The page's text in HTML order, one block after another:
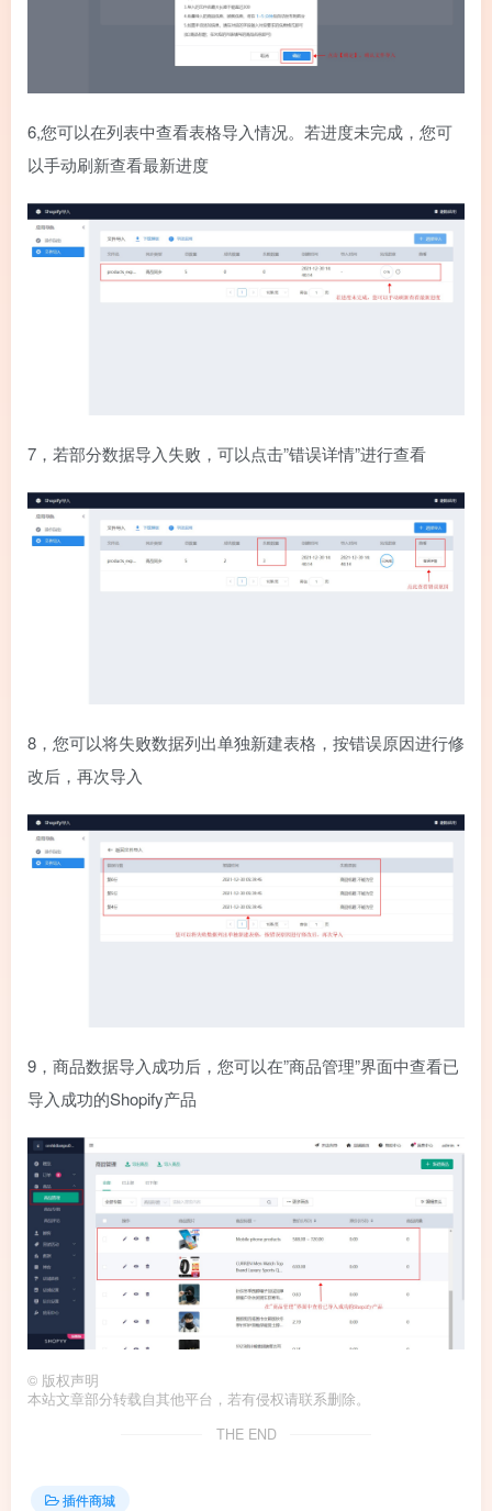
6,您可以在列表中查看表格导入情况。若进度未完成，您可
以手动刷新查看最新进度
7，若部分数据导入失败，可以点击”错误详情”进行查看
8，您可以将失败数据列出单独新建表格，按错误原因进行修
改后，再次导入
9，商品数据导入成功后，您可以在”商品管理”界面中查看已
导入成功的Shopify产品
© 版权声明
本站文章部分转载自其他平台，若有侵权请联系删除。
THE END
插件商城